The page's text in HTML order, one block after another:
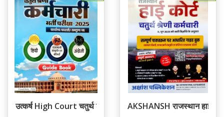
उत्कर्ष High Court चतुर्थ श्रेणि कर्मचारीAKSHANSH राजस्थान हाई